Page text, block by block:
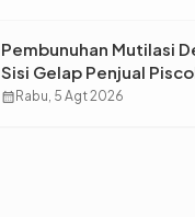
Pembunuhan Mutilasi
Sisi Gelap Penjual
Dingin
calendar_monthRabu, 5 Agt 2026